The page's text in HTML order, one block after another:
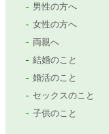
男性の方へ
女性の方へ
両親へ
結婚のこと
婚活のこと
セックスのこと
子供のこと